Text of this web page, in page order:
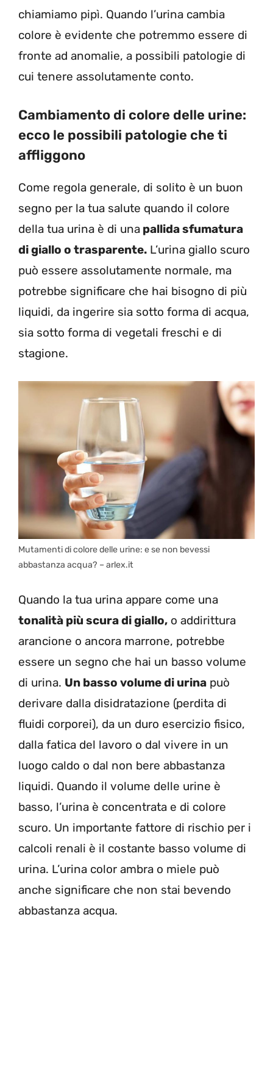
chiamiamo pipì. Quando l’urina cambia
colore è evidente che potremmo essere di
fronte ad anomalie, a possibili patologie di
cui tenere assolutamente conto.
Cambiamento di colore delle urine:
ecco le possibili patologie che ti
affliggono
Come regola generale, di solito è un buon
segno per la tua salute quando il colore
della tua urina è di una pallida sfumatura
di giallo o trasparente. L’urina giallo scuro
può essere assolutamente normale, ma
potrebbe significare che hai bisogno di più
liquidi, da ingerire sia sotto forma di acqua,
sia sotto forma di vegetali freschi e di
stagione.
Mutamenti di colore delle urine: e se non bevessi
abbastanza acqua? – arlex.it
Quando la tua urina appare come una
tonalità più scura di giallo, o addirittura
arancione o ancora marrone, potrebbe
essere un segno che hai un basso volume
di urina. Un basso volume di urina può
derivare dalla disidratazione (perdita di
fluidi corporei), da un duro esercizio fisico,
dalla fatica del lavoro o dal vivere in un
luogo caldo o dal non bere abbastanza
liquidi. Quando il volume delle urine è
basso, l’urina è concentrata e di colore
scuro. Un importante fattore di rischio per i
calcoli renali è il costante basso volume di
urina. L’urina color ambra o miele può
anche significare che non stai bevendo
abbastanza acqua.